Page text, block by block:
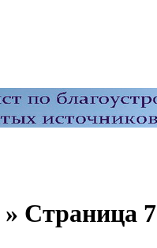
» Страница 7